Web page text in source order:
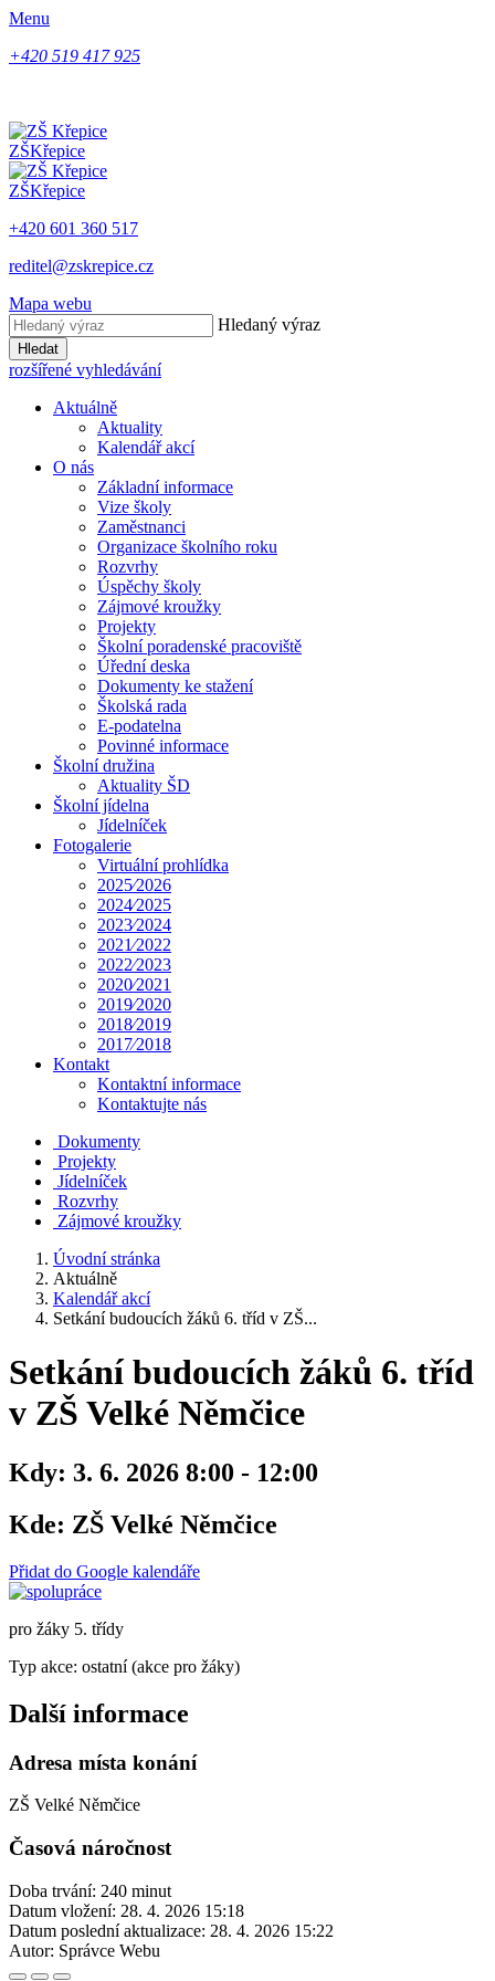
Menu
+420 519 417 925
ZŠKřepice
ZŠKřepice
+420 601 360 517
reditel@zskrepice.cz
Mapa webu
Hledaný výraz
Hledat
rozšířené vyhledávání
Aktuálně
Aktuality
Kalendář akcí
O nás
Základní informace
Vize školy
Zaměstnanci
Organizace školního roku
Rozvrhy
Úspěchy školy
Zájmové kroužky
Projekty
Školní poradenské pracoviště
Úřední deska
Dokumenty ke stažení
Školská rada
E-podatelna
Povinné informace
Školní družina
Aktuality ŠD
Školní jídelna
Jídelníček
Fotogalerie
Virtuální prohlídka
2025⁄2026
2024⁄2025
2023⁄2024
2021⁄2022
2022⁄2023
2020⁄2021
2019⁄2020
2018⁄2019
2017⁄2018
Kontakt
Kontaktní informace
Kontaktujte nás
Dokumenty
Projekty
Jídelníček
Rozvrhy
Zájmové kroužky
Úvodní stránka
Aktuálně
Kalendář akcí
Setkání budoucích žáků 6. tříd v ZŠ...
Setkání budoucích žáků 6. tříd
v ZŠ Velké Němčice
Kdy: 3. 6. 2026 8:00 - 12:00
Kde: ZŠ Velké Němčice
Přidat do Google kalendáře
pro žáky 5. třídy
Typ akce: ostatní (akce pro žáky)
Další informace
Adresa místa konání
ZŠ Velké Němčice
Časová náročnost
Doba trvání: 240 minut
Datum vložení: 28. 4. 2026 15:18
Datum poslední aktualizace: 28. 4. 2026 15:22
Autor: Správce Webu